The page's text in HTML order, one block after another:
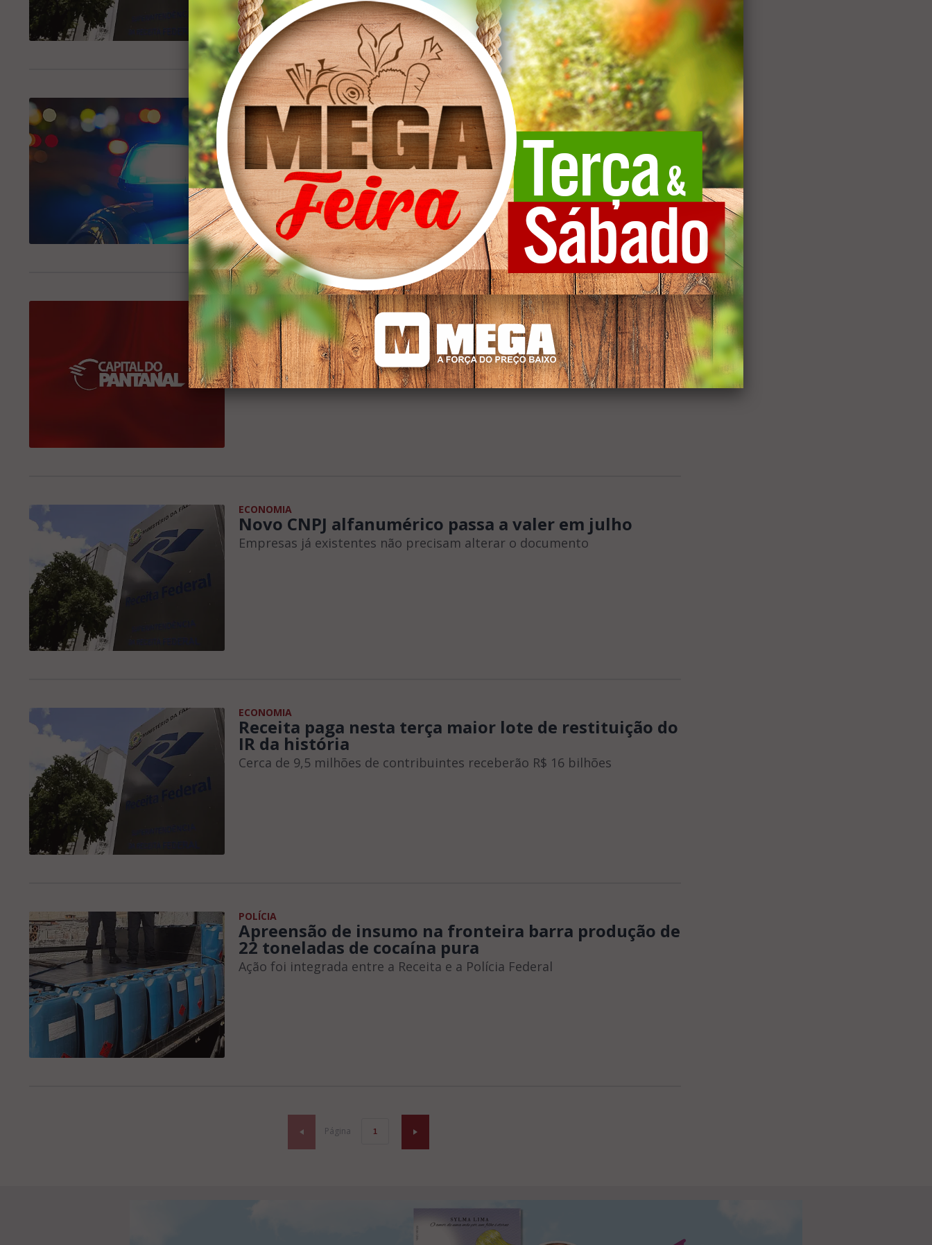
ENTRELINHAS
Fronteira Segura
Fatores e consequências da criminalidade na região
Homem é encontrado morto com grave lesão na
cabeça na Rodovia Ramão Gomes
Corpo da vítima possui tatuagem de Nossa Senhora Aparecida
ECONOMIA
Novo CNPJ alfanumérico passa a valer em julho
Empresas já existentes não precisam alterar o documento
ECONOMIA
Receita paga nesta terça maior lote de restituição do
IR da história
Cerca de 9,5 milhões de contribuintes receberão R$ 16 bilhões
POLÍCIA
Apreensão de insumo na fronteira barra produção de
22 toneladas de cocaína pura
Ação foi integrada entre a Receita e a Polícia Federal
Página